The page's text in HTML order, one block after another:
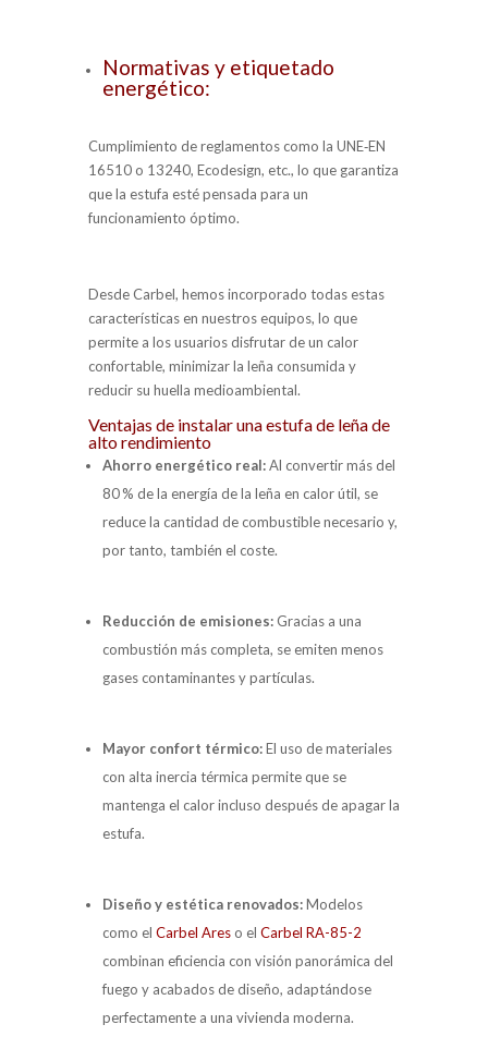
Normativas y etiquetado
energético:
Cumplimiento de reglamentos como la UNE‑EN
16510 o 13240, Ecodesign, etc., lo que garantiza
que la estufa esté pensada para un
funcionamiento óptimo.
Desde Carbel, hemos incorporado todas estas
características en nuestros equipos, lo que
permite a los usuarios disfrutar de un calor
confortable, minimizar la leña consumida y
reducir su huella medioambiental.
Ventajas de instalar una estufa de leña de
alto rendimiento
Ahorro energético real:Al convertir más del
80 % de la energía de la leña en calor útil, se
reduce la cantidad de combustible necesario y,
por tanto, también el coste.
Reducción de emisiones:Gracias a una
combustión más completa, se emiten menos
gases contaminantes y partículas.
Mayor confort térmico:El uso de materiales
con alta inercia térmica permite que se
mantenga el calor incluso después de apagar la
estufa.
Diseño y estética renovados:Modelos
como el Carbel Areso el Carbel RA-85-2
combinan eficiencia con visión panorámica del
fuego y acabados de diseño, adaptándose
perfectamente a una vivienda moderna.